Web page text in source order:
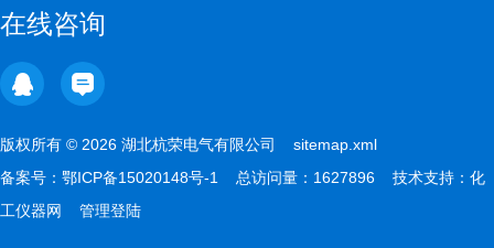
在线咨询
版权所有 © 2026 湖北杭荣电气有限公司 sitemap.xml
备案号： 鄂ICP备15020148号-1 总访问量：1627896 技术支持： 化
工仪器网
管理登陆